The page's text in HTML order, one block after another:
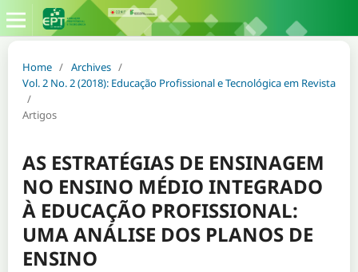
Home / Archives /
Vol. 2 No. 2 (2018): Educação Profissional e Tecnológica em Revista
/
Artigos
AS ESTRATÉGIAS DE ENSINAGEM
NO ENSINO MÉDIO INTEGRADO
À EDUCAÇÃO PROFISSIONAL:
UMA ANÁLISE DOS PLANOS DE
ENSINO